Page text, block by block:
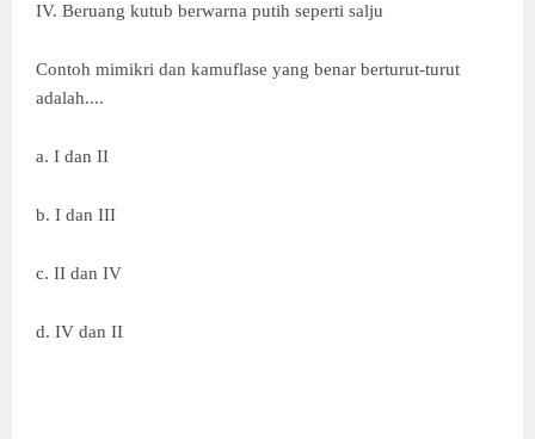
IV. Beruang kutub berwarna putih seperti salju
Contoh mimikri dan kamuflase yang benar berturut-turut
adalah....
a. I dan II
b. I dan III
c. II dan IV
d. IV dan II